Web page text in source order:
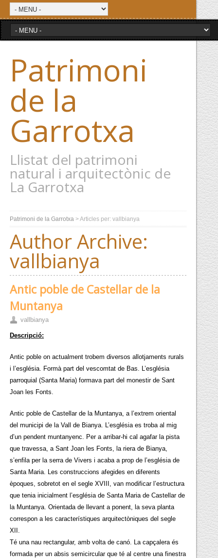
Patrimoni
de la
Garrotxa
Llistat del patrimoni
natural i arquitectònic de
La Garrotxa
Patrimoni de la Garrotxa > Articles per: vallbianya
Author Archive:
vallbianya
Antic poble de Castellar de la
Muntanya
vallbianya
Descripció:
Antic poble on actualment trobem diversos allotjaments rurals
i l’església. Formà part del vescomtat de Bas. L’església
parroquial (Santa Maria) formava part del monestir de Sant
Joan les Fonts.
Antic poble de Castellar de la Muntanya, a l’extrem oriental
del municipi de la Vall de Bianya. L’església es troba al mig
d’un pendent muntanyenc. Per a arribar-hi cal agafar la pista
que travessa, a Sant Joan les Fonts, la riera de Bianya,
s’enfila per la serra de Vivers i acaba a prop de l’església de
Santa Maria. Les construccions afegides en diferents
èpoques, sobretot en el segle XVIII, van modificar l’estructura
que tenia inicialment l’església de Santa Maria de Castellar de
la Muntanya. Orientada de llevant a ponent, la seva planta
correspon a les característiques arquitectòniques del segle
XII.
Té una nau rectangular, amb volta de canó. La capçalera és
formada per un absis semicircular que té al centre una finestra